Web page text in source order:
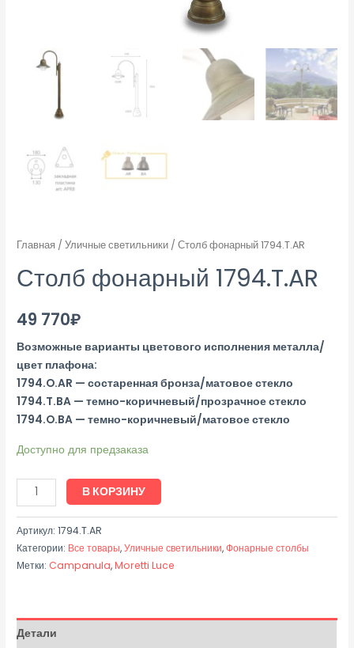
Главная /Уличные светильники / Столб фонарный 1794.T.AR
Столб фонарный 1794.T.AR
49 770₽
Возможные варианты цветового исполнения металла/
цвет плафона:
1794.O.AR — состаренная бронза/матовое стекло
1794.T.BA — темно-коричневый/прозрачное стекло
1794.O.BA — темно-коричневый/матовое стекло
Доступно для предзаказа
В КОРЗИНУ
Артикул:1794.T.AR
Категории: Все товары,Уличные светильники,Фонарные столбы
Метки: Campanula,Moretti Luce
Детали